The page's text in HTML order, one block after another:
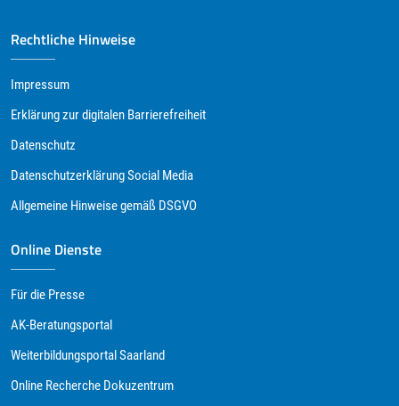
Rechtliche Hinweise
Impressum
Erklärung zur digitalen Barrierefreiheit
Datenschutz
Datenschutzerklärung Social Media
Allgemeine Hinweise gemäß DSGVO
Online Dienste
Für die Presse
AK-Beratungsportal
Weiterbildungsportal Saarland
Online Recherche Dokuzentrum